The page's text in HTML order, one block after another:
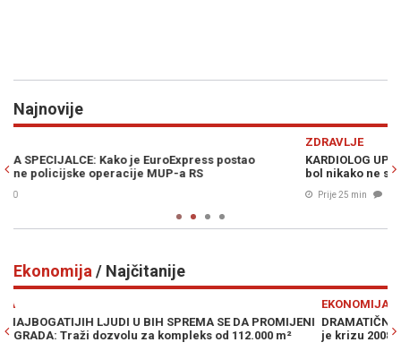
Najnovije
KARDIOLOG UPOZORIO NA OPASNOST TOPLOTNIH TALASA: Ovaj
bol nikako ne smijete ignorisati
Ekonomija / Najčitanije
DRAMATIČNO UPOZORENJE POZNATOG INVESTITORA: Predvidio
je krizu 2008., a sad kaže da je moguć krah poput onog iz 1987.